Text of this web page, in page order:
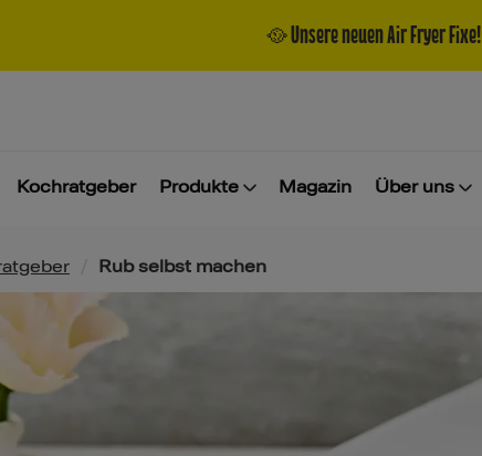
🥘 Unsere neuen Air Fryer Fixe!
Kochratgeber Produkte Magazin Über uns
Rub selbst machen